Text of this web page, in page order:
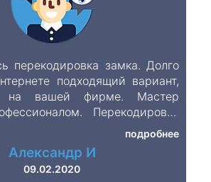
перекодировка замка. Долго
подходящий вариант,
на вашей фирме. Мастер
Перекодировку
Цена доступная. Фирма
подробнее
Александр И
09.02.2020